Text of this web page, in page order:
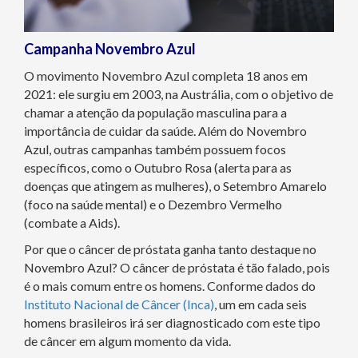
Campanha Novembro Azul
O movimento Novembro Azul completa 18 anos em
2021: ele surgiu em 2003, na Austrália, com o objetivo de
chamar a atenção da população masculina para a
importância de cuidar da saúde. Além do Novembro
Azul, outras campanhas também possuem focos
específicos, como o Outubro Rosa (alerta para as
doenças que atingem as mulheres), o Setembro Amarelo
(foco na saúde mental) e o Dezembro Vermelho
(combate a Aids).
Por que o câncer de próstata ganha tanto destaque no
Novembro Azul? O câncer de próstata é tão falado, pois
é o mais comum entre os homens. Conforme dados do
Instituto Nacional de Câncer (Inca) , um em cada seis
homens brasileiros irá ser diagnosticado com este tipo
de câncer em algum momento da vida.